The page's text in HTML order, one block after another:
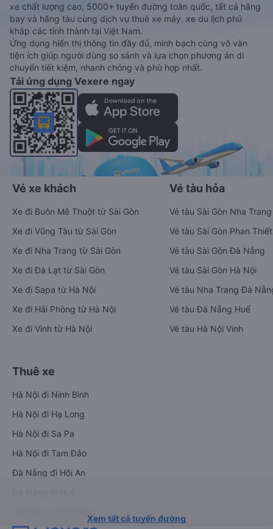
xe chất lượng cao, 5000+ tuyến đường toàn quốc, tất cả hãng
bay và hãng tàu cùng dịch vụ thuê xe máy, xe du lịch phủ
khắp các tỉnh thành tại Việt Nam.
Ứng dụng hiển thị thông tin đầy đủ, minh bạch cùng vô vàn
tiện ích giúp người dùng so sánh và lựa chọn phương án di
chuyển tiết kiệm, nhanh chóng và phù hợp nhất.
Tải ứng dụng Vexere ngay
Vé xe khách
Xe đi Buôn Mê Thuột từ Sài Gòn
Xe đi Vũng Tàu từ Sài Gòn
Xe đi Nha Trang từ Sài Gòn
Xe đi Đà Lạt từ Sài Gòn
Xe đi Sapa từ Hà Nội
Xe đi Hải Phòng từ Hà Nội
Xe đi Vinh từ Hà Nội
Vé tàu hỏa
Vé tàu Sài Gòn Nha Trang
Vé tàu Sài Gòn Phan Thiết
Vé tàu Sài Gòn Đà Nẵng
Vé tàu Sài Gòn Hà Nội
Vé tàu Nha Trang Đà
Vé tàu Đà Nẵng Huế
Vé tàu Hà Nội Vinh
Thuê xe
Hà Nội đi Ninh Bình
Hà Nội đi Hạ Long
Hà Nội đi Sa Pa
Hà Nội đi Tam Đảo
Đà Nẵng đi Hội An
Xem tất cả tuyến đường